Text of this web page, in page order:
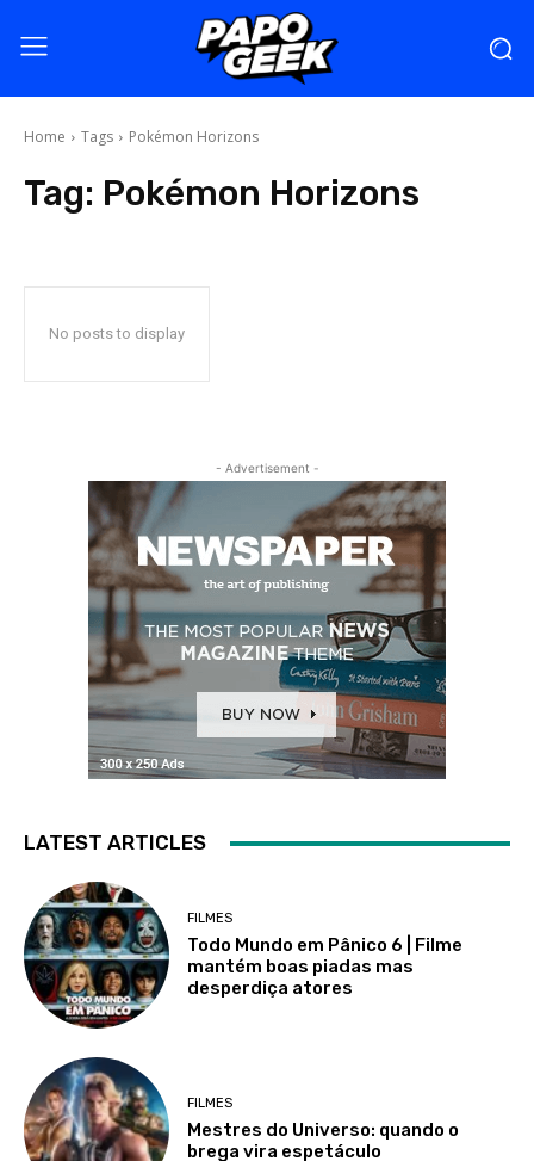
Home Tags Pokémon Horizons
Tag: Pokémon Horizons
No posts to display
- Advertisement -
LATEST ARTICLES
FILMES
Todo Mundo em Pânico 6 | Filme
mantém boas piadas mas
desperdiça atores
FILMES
Mestres do Universo: quando o
brega vira espetáculo